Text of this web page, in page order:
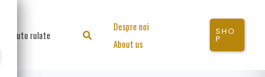
Auto rulate Search
Despre noi
About us
SHO
P